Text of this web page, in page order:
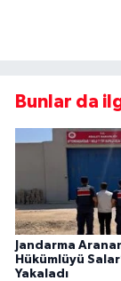
Bunlar da
Jandarma
Hükümlüyü
Yakaladı